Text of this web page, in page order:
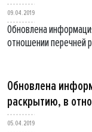
09.04.2019
Обновлена
отношении перечней
Обновлена
раскрытию, в
05.04.2019